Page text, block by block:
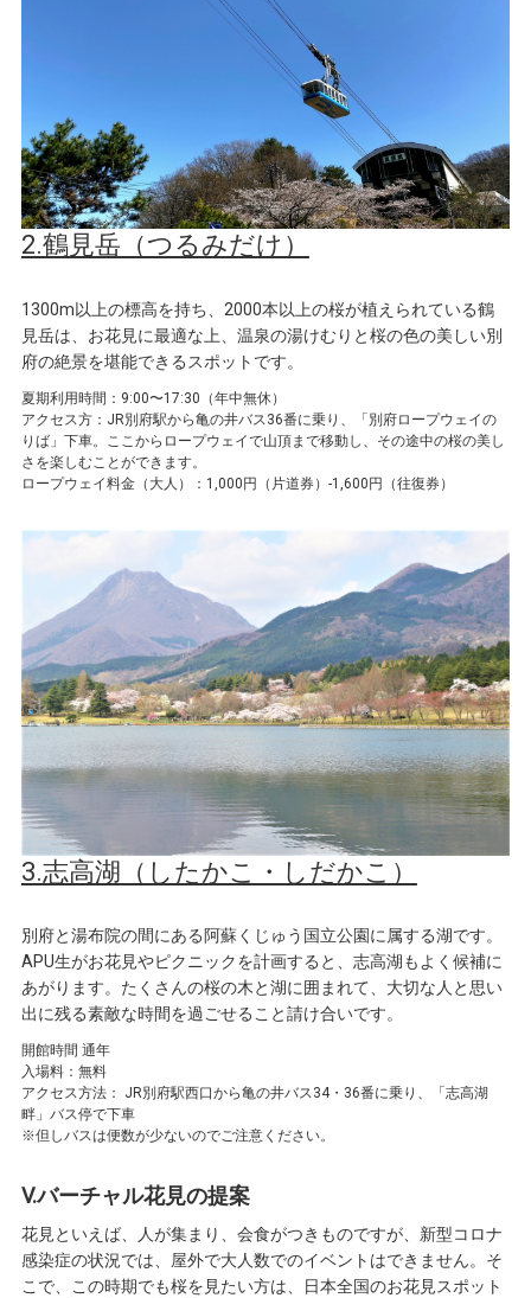
2.鶴見岳（つるみだけ）
1300m以上の標高を持ち、2000本以上の桜が植えられている鶴
見岳は、お花見に最適な上、温泉の湯けむりと桜の色の美しい別
府の絶景を堪能できるスポットです。
夏期利用時間：9:00〜17:30（年中無休）
アクセス方：JR別府駅から亀の井バス36番に乗り、「別府ロープウェイの
りば」下車。ここからロープウェイで山頂まで移動し、その途中の桜の美し
さを楽しむことができます。
ロープウェイ料金（大人）：1,000円（片道券）-1,600円（往復券）
3.志高湖（したかこ・しだかこ）
別府と湯布院の間にある阿蘇くじゅう国立公園に属する湖です。
APU生がお花見やピクニックを計画すると、志高湖もよく候補に
あがります。たくさんの桜の木と湖に囲まれて、大切な人と思い
出に残る素敵な時間を過ごせること請け合いです。
開館時間 通年
入場料：無料
アクセス方法： JR別府駅西口から亀の井バス34・36番に乗り、「志高湖
畔」バス停で下車
※但しバスは便数が少ないのでご注意ください。
V.バーチャル花見の提案
花見といえば、人が集まり、会食がつきものですが、新型コロナ
感染症の状況では、屋外で大人数でのイベントはできません。そ
こで、この時期でも桜を見たい方は、日本全国のお花見スポット